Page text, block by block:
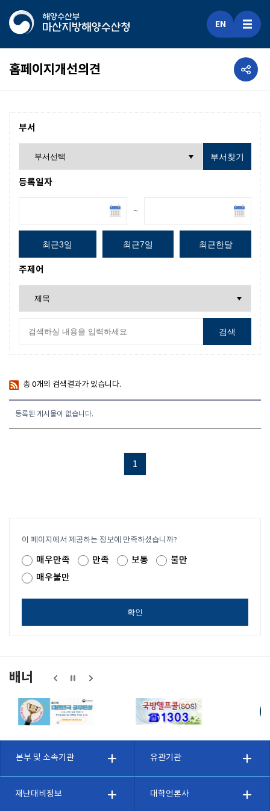
EN
홈페이지개선의견 공유하기
부서
부서찾기
등록일자
~
최근3일 최근7일 최근한달
주제어
검색
총 0개의 검색결과가 있습니다.
등록된 게시물이 없습니다.
1
이 페이지에서 제공하는 정보에 만족하셨습니까?
매우만족 만족 보통
불만
매우불만
확인
배너
본부 및 소속기관 유관기관
재난대비정보 대학언론사